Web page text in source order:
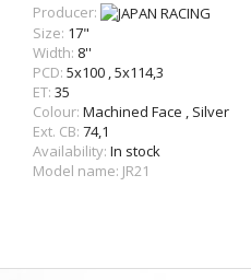
Producer:
Size: 17"
Width: 8''
PCD: 5x100 ,5x114,3
ET: 35
Colour: Machined Face , Silver
Ext. CB: 74,1
Availability: In stock
Model name: JR21